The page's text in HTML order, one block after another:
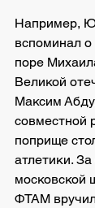
Например,
вспоминал
поре
Великой
Максим
совместной
поприще
атлетики.
московской
ФТАМ